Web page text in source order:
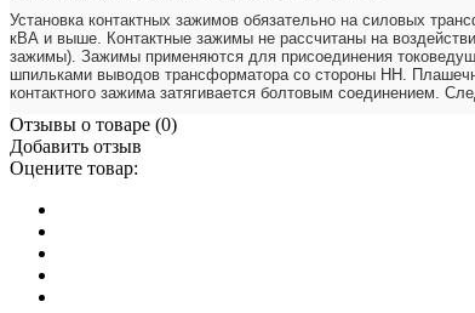
Установка контактных зажимов обязательно на силовых
кВА и выше. Контактные зажимы не рассчитаны на
зажимы). Зажимы применяются для присоединения
шпильками выводов трансформатора со стороны НН.
контактного зажима затягивается болтовым соединением.
Отзывы о товаре (0)
Добавить отзыв
Оцените товар: